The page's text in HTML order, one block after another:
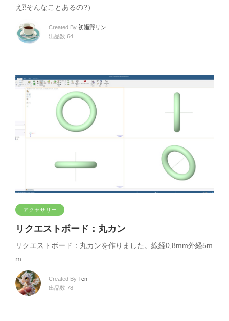
え⁇そんなことあるの?）
Created By 初瀬野リン
出品数 64
アクセサリー
リクエストボード：丸カン
リクエストボード：丸カンを作りました。線経0,8mm外経5m
m
Created By Ten
出品数 78